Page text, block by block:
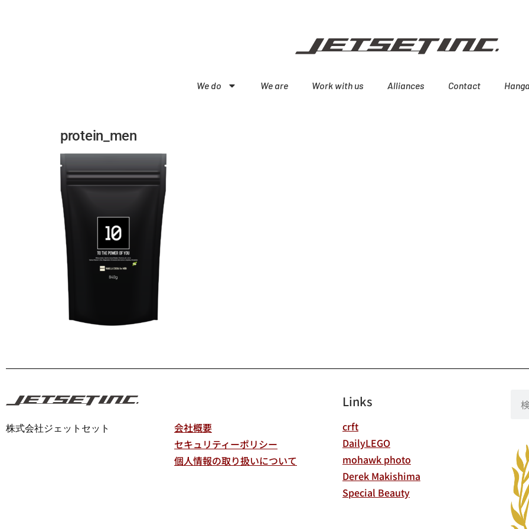
We do We are Work with us Alliances Contact
protein_men
株式会社ジェットセット
会社概要
セキュリティーポリシー
個人情報の取り扱いについて
Links
crft
DailyLEGO
mohawk photo
Derek Makishima
Special Beauty